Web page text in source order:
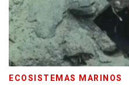
ECOSISTEMAS MARINOS